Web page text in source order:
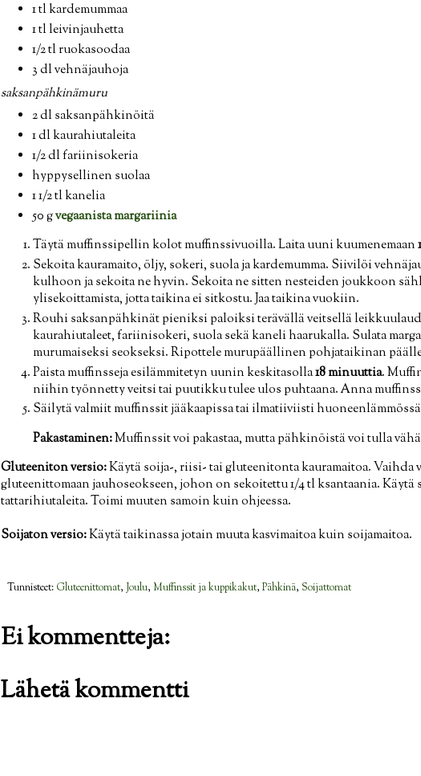
1 tl kardemummaa
1 tl leivinjauhetta
1/2 tl ruokasoodaa
3 dl vehnäjauhoja
saksanpähkinämuru
2 dl saksanpähkinöitä
1 dl kaurahiutaleita
1/2 dl fariinisokeria
hyppysellinen suolaa
1 1/2 tl kanelia
50 gvegaanista margariinia
Täytä muffinssipellin kolot muffinssivuoilla. Laita uuni kuumenemaan
Sekoita kauramaito, öljy, sokeri, suola ja kardemumma. Siivilöi
kulhoon ja sekoita ne hyvin. Sekoita ne sitten nesteiden joukkoon
ylisekoittamista, jotta taikina ei sitkostu. Jaa taikina vuokiin.
Rouhi saksanpähkinät pieniksi paloiksi terävällä veitsellä
kaurahiutaleet, fariinisokeri, suola sekä kaneli haarukalla. Sulata
murumaiseksi seokseksi. Ripottele murupäällinen pohjataikinan
Paista muffinsseja esilämmitetyn uunin keskitasolla18 minuuttia.
niihin työnnetty veitsi tai puutikku tulee ulos puhtaana. Anna
Säilytä valmiit muffinssit jääkaapissa tai ilmatiiviisti
Pakastaminen:Muffinssit voi pakastaa, mutta pähkinöistä voi tulla
Gluteeniton versio:Käytä soija-, riisi- tai gluteenitonta kauramaitoa. Vaihda
gluteenittomaan jauhoseokseen, johon on sekoitettu 1/4 tl ksantaania.
tattarihiutaleita. Toimi muuten samoin kuin ohjeessa.
Soijaton versio:Käytä taikinassa jotain muuta kasvimaitoa kuin soijamaitoa.
Tunnisteet: Gluteenittomat, Joulu, Muffinssit ja kuppikakut, Pähkinä, Soijattomat
Ei kommentteja:
Lähetä kommentti